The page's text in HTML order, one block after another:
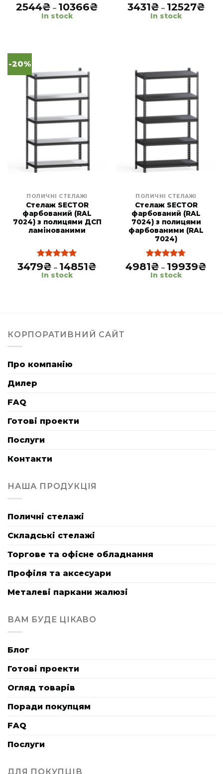
Rated
4.38 out
of 5
2544₴ – 10366₴
In stock
Rated5.00
out of 5
3431₴ – 12527₴
In stock
-20%
ПОЛИЧНІ СТЕЛАЖІ
Cтелаж SECTOR
фарбований (RAL
7024) з полицями ДСП
ламінованими
Rated 5.00
out of 5
3479₴ – 14851₴
In stock
ПОЛИЧНІ СТЕЛАЖІ
Стелаж SECTOR
фарбований (RAL
7024) з полицями
фарбованими (RAL
7024)
Rated4.67
out of 5
4981₴ – 19939₴
In stock
КОРПОРАТИВНИЙ САЙТ
Про компанію
Дилер
FAQ
Готові проекти
Послуги
Контакти
НАША ПРОДУКЦІЯ
Поличні стелажі
Складські стелажі
Торгове та офісне обладнання
Профіля та аксесуари
Металеві паркани жалюзі
ВАМ БУДЕ ЦІКАВО
Блог
Готові проекти
Огляд товарів
Поради покупцям
FAQ
Послуги
ДЛЯ ПОКУПЦІВ